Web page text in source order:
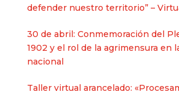
defender nuestro territorio” –
30 de abril: Conmemoración del
1902 y el rol de la agrimensura en
nacional​
Taller virtual arancelado: